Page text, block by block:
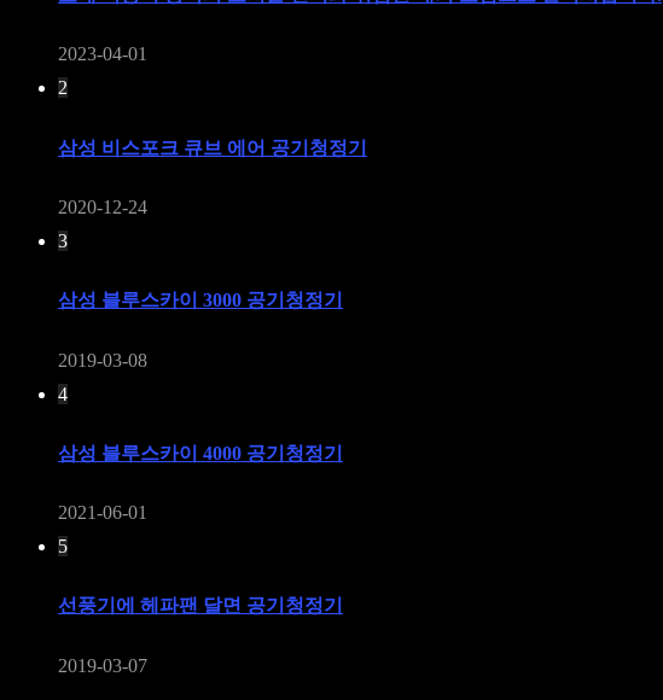
2023-04-01
2
삼성 비스포크 큐브 에어 공기청정기
2020-12-24
3
삼성 블루스카이 3000 공기청정기
2019-03-08
4
삼성 블루스카이 4000 공기청정기
2021-06-01
5
선풍기에 헤파팬 달면 공기청정기
2019-03-07